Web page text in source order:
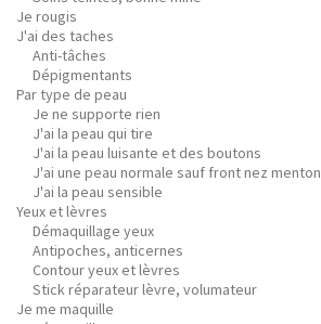
Je rougis
J'ai des taches
Anti-tâches
Dépigmentants
Par type de peau
Je ne supporte rien
J'ai la peau qui tire
J'ai la peau luisante et des boutons
J'ai une peau normale sauf front nez menton
J'ai la peau sensible
Yeux et lèvres
Démaquillage yeux
Antipoches, anticernes
Contour yeux et lèvres
Stick réparateur lèvre, volumateur
Je me maquille